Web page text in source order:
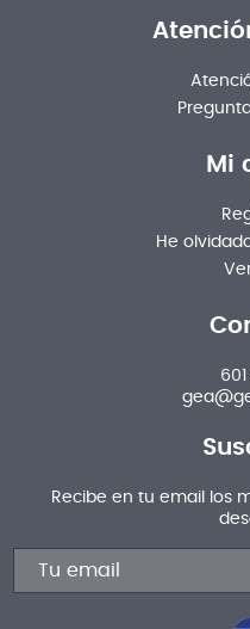
Mi
He
Recibe en tu email los